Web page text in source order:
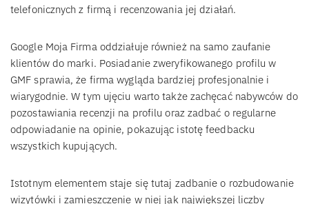
telefonicznych z firmą i recenzowania jej działań.
Google Moja Firma oddziałuje również na samo zaufanie
klientów do marki. Posiadanie zweryfikowanego profilu w
GMF sprawia, że firma wygląda bardziej profesjonalnie i
wiarygodnie. W tym ujęciu warto także zachęcać nabywców do
pozostawiania recenzji na profilu oraz zadbać o regularne
odpowiadanie na opinie, pokazując istotę feedbacku
wszystkich kupujących.
Istotnym elementem staje się tutaj zadbanie o rozbudowanie
wizytówki i zamieszczenie w niej jak największej liczby